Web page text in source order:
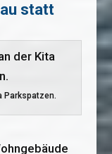
statt
Parkspatzen.